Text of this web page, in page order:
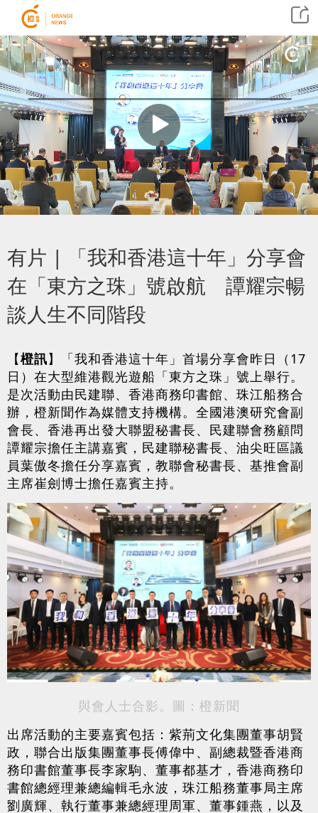
有片 | 「我和香港這十年」分享會
在「東方之珠」號啟航 譚耀宗暢
談人生不同階段
【橙訊】「我和香港這十年」首場分享會昨日（17
日）在大型維港觀光遊船「東方之珠」號上舉行。
是次活動由民建聯、香港商務印書館、珠江船務合
辦，橙新聞作為媒體支持機構。全國港澳研究會副
會長、香港再出發大聯盟秘書長、民建聯會務顧問
譚耀宗擔任主講嘉賓，民建聯秘書長、油尖旺區議
員葉傲冬擔任分享嘉賓，教聯會秘書長、基推會副
主席崔劍博士擔任嘉賓主持。
與會人士合影。圖：橙新聞
出席活動的主要嘉賓包括：紫荊文化集團董事胡賢
政，聯合出版集團董事長傅偉中、副總裁暨香港商
務印書館董事長李家駒、董事都基才，香港商務印
書館總經理兼總編輯毛永波，珠江船務董事局主席
劉廣輝、執行董事兼總經理周軍、董事鍾燕，以及